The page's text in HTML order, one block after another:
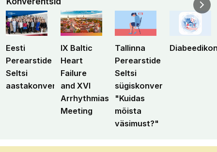
Eesti
Perearstide
Seltsi
aastakonverents
IX Baltic
Heart
Failure
and XVI
Arrhythmias
Meeting
Tallinna
Perearstide
Seltsi
sügiskonverents
"Kuidas
mõista
väsimust?"